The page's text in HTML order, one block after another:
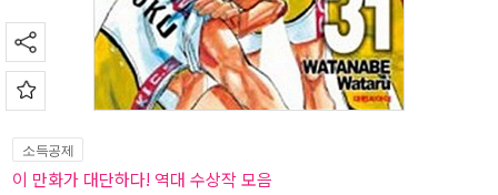
소득공제
이 만화가 대단하다! 역대 수상작 모음